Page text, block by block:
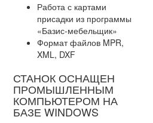
Работа с картами
присадки из программы
«Базис-мебельщик»
Формат файлов MPR,
XML, DXF
СТАНОК ОСНАЩЕН
ПРОМЫШЛЕННЫМ
КОМПЬЮТЕРОМ НА
БАЗЕ WINDOWS